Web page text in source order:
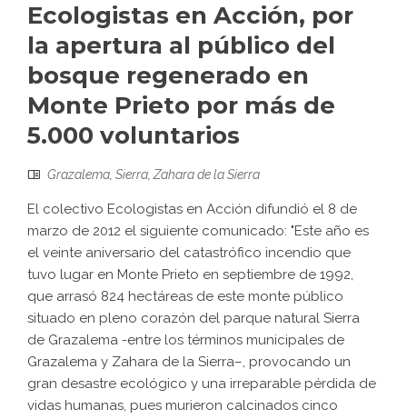
Ecologistas en Acción, por
la apertura al público del
bosque regenerado en
Monte Prieto por más de
5.000 voluntarios
Grazalema, Sierra,Zahara de la Sierra
El colectivo Ecologistas en Acción difundió el 8 de
marzo de 2012 el siguiente comunicado: "Este año es
el veinte aniversario del catastrófico incendio que
tuvo lugar en Monte Prieto en septiembre de 1992,
que arrasó 824 hectáreas de este monte público
situado en pleno corazón del parque natural Sierra
de Grazalema -entre los términos municipales de
Grazalema y Zahara de la Sierra–, provocando un
gran desastre ecológico y una irreparable pérdida de
vidas humanas, pues murieron calcinados cinco